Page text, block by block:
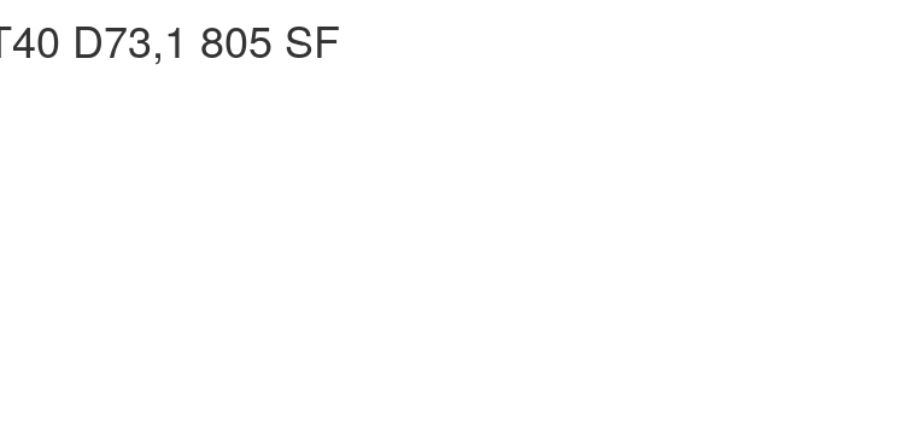
D73,1 805 SF